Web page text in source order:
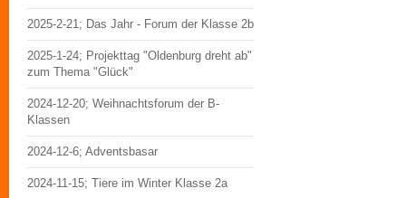
2025-2-21; Das Jahr - Forum der Klasse 2b
2025-1-24; Projekttag "Oldenburg dreht ab"
zum Thema "Glück"
2024-12-20; Weihnachtsforum der B-
Klassen
2024-12-6; Adventsbasar
2024-11-15; Tiere im Winter Klasse 2a